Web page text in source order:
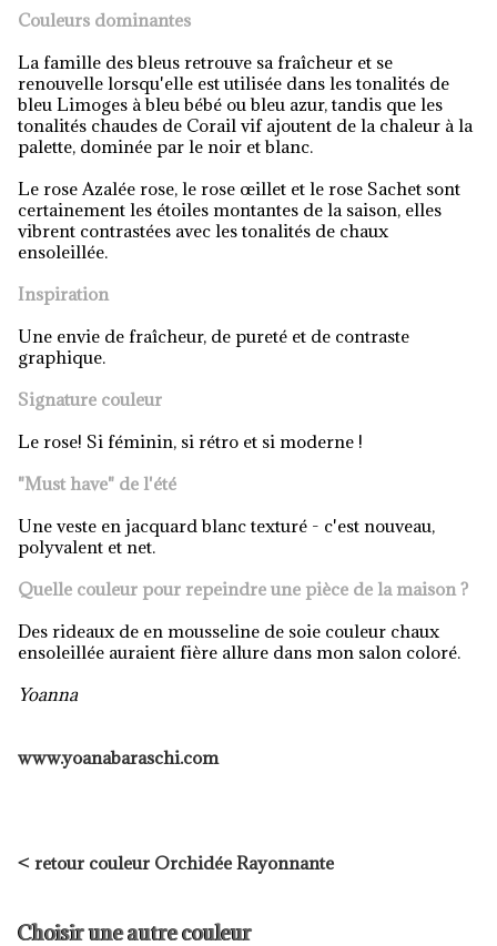
Couleurs dominantes
La famille des bleus retrouve sa fraîcheur et se
renouvelle lorsqu'elle est utilisée dans les tonalités de
bleu Limoges à bleu bébé ou bleu azur, tandis que les
tonalités chaudes de Corail vif ajoutent de la chaleur à la
palette, dominée par le noir et blanc.
Le rose Azalée rose, le rose œillet et le rose Sachet sont
certainement les étoiles montantes de la saison, elles
vibrent contrastées avec les tonalités de chaux
ensoleillée.
Inspiration
Une envie de fraîcheur, de pureté et de contraste
graphique.
Signature couleur
Le rose! Si féminin, si rétro et si moderne !
"Must have" de l'été
Une veste en jacquard blanc texturé - c'est nouveau,
polyvalent et net.
Quelle couleur pour repeindre une pièce de la maison ?
Des rideaux de en mousseline de soie couleur chaux
ensoleillée auraient fière allure dans mon salon coloré.
Yoanna
www.yoanabaraschi.com
< retour couleur Orchidée Rayonnante
Choisir une autre couleur